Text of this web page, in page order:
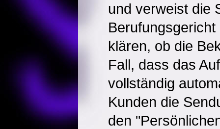
und verweist die
klären, ob die
Fall, dass das
vollständig
Kunden die
den